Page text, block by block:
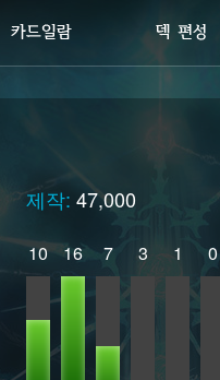
제작: 47,000
10 16 7 3 1 0